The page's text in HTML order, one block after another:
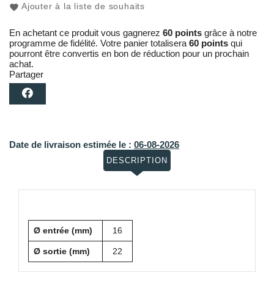
Ajouter à la liste de souhaits
En achetant ce produit vous gagnerez 60 points grâce à notre
programme de fidélité. Votre panier totalisera 60 points qui
pourront être convertis en bon de réduction pour un prochain
achat.
Partager
Date de livraison estimée le : 06-08-2026
DESCRIPTION
Ø entrée (mm) 16
Ø sortie (mm) 22